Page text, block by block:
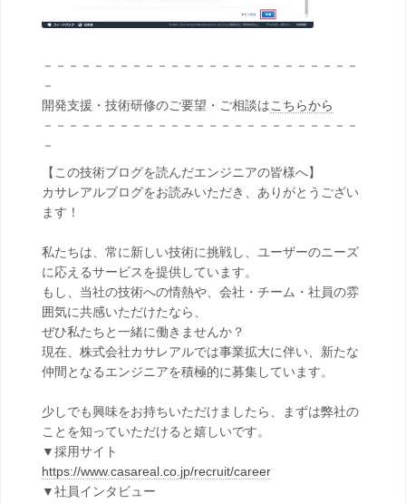
－－－－－－－－－－－－－－－－－－－－－－－－－
－
開発支援・技術研修のご要望・ご相談はこちらから
－－－－－－－－－－－－－－－－－－－－－－－－－
－
【この技術ブログを読んだエンジニアの皆様へ】
カサレアルブログをお読みいただき、ありがとうござい
ます！
私たちは、常に新しい技術に挑戦し、ユーザーのニーズ
に応えるサービスを提供しています。
もし、当社の技術への情熱や、会社・チーム・社員の雰
囲気に共感いただけたなら、
ぜひ私たちと一緒に働きませんか？
現在、株式会社カサレアルでは事業拡大に伴い、新たな
仲間となるエンジニアを積極的に募集しています。
少しでも興味をお持ちいただけましたら、まずは弊社の
ことを知っていただけると嬉しいです。
▼採用サイト
https://www.casareal.co.jp/recruit/career
▼社員インタビュー